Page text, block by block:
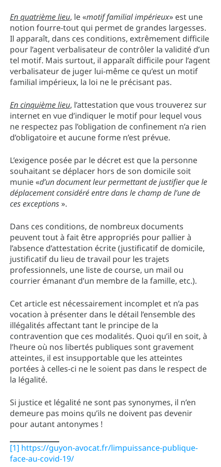
En quatrième lieu, le «motif familial impérieux» est une
notion fourre-tout qui permet de grandes largesses.
Il apparaît, dans ces conditions, extrêmement difficile
pour l’agent verbalisateur de contrôler la validité d’un
tel motif. Mais surtout, il apparaît difficile pour l’agent
verbalisateur de juger lui-même ce qu’est un motif
familial impérieux, la loi ne le précisant pas.
En cinquième lieu, l’attestation que vous trouverez sur
internet en vue d’indiquer le motif pour lequel vous
ne respectez pas l’obligation de confinement n’a rien
d’obligatoire et aucune forme n’est prévue.
L’exigence posée par le décret est que la personne
souhaitant se déplacer hors de son domicile soit
munie «d’un document leur permettant de justifier que le
déplacement considéré entre dans le champ de l’une de
ces exceptions».
Dans ces conditions, de nombreux documents
peuvent tout à fait être appropriés pour pallier à
l’absence d’attestation écrite (justificatif de domicile,
justificatif du lieu de travail pour les trajets
professionnels, une liste de course, un mail ou
courrier émanant d’un membre de la famille, etc.).
Cet article est nécessairement incomplet et n’a pas
vocation à présenter dans le détail l’ensemble des
illégalités affectant tant le principe de la
contravention que ces modalités. Quoi qu’il en soit, à
l’heure où nos libertés publiques sont gravement
atteintes, il est insupportable que les atteintes
portées à celles-ci ne le soient pas dans le respect de
la légalité.
Si justice et légalité ne sont pas synonymes, il n’en
demeure pas moins qu’ils ne doivent pas devenir
pour autant antonymes !
[1] https://guyon-avocat.fr/limpuissance-publique-
face-au-covid-19/